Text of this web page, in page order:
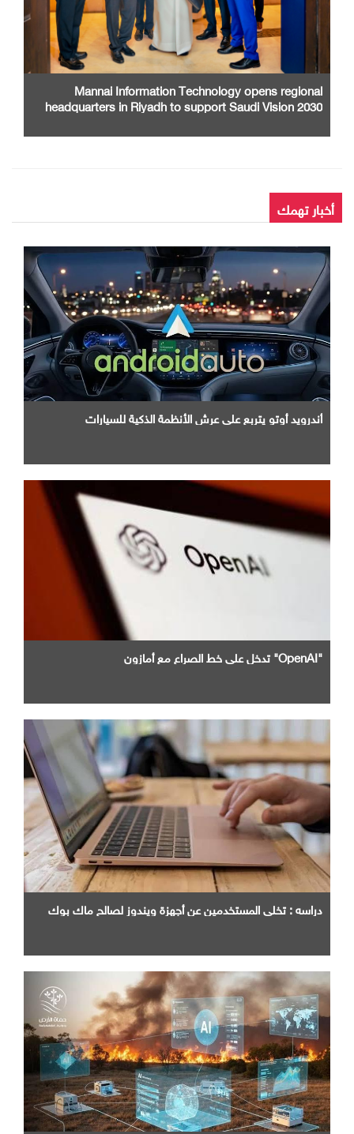
Mannai Information Technology opens regional
headquarters in Riyadh to support Saudi Vision 2030
أخبار تهمك
أندرويد أوتو يتربع علي عرش الأنظمة الذكية للسيارات
"OpenAI" تدخل علي خط الصراع مع أمازون
دراسه : تخلي المستخدمين عن أجهزة ويندوز لصالح ماك بوك